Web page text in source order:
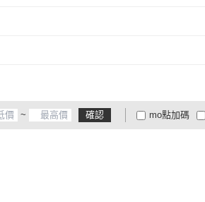
~ 確認 mo點加碼
大家電安心配